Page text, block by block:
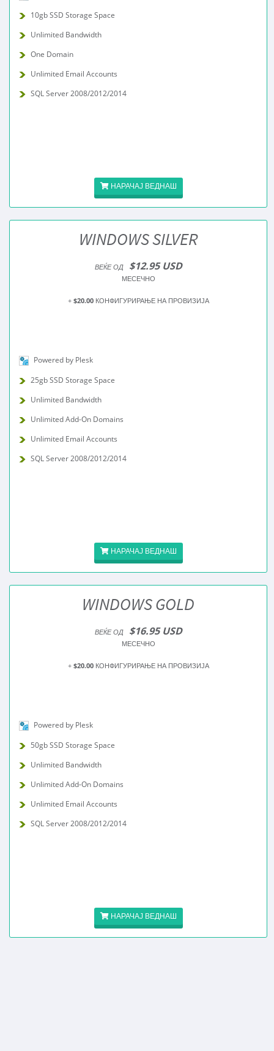
10gb SSD Storage Space
Unlimited Bandwidth
One Domain
Unlimited Email Accounts
SQL Server 2008/2012/2014
НАРАЧАЈ ВЕДНАШ
WINDOWS SILVER
ВЕЌЕ ОД $12.95 USD
МЕСЕЧНО
+ $20.00КОНФИГУРИРАЊЕ НА ПРОВИЗИЈА
Powered by Plesk
25gb SSD Storage Space
Unlimited Bandwidth
Unlimited Add-On Domains
Unlimited Email Accounts
SQL Server 2008/2012/2014
НАРАЧАЈ ВЕДНАШ
WINDOWS GOLD
ВЕЌЕ ОД $16.95 USD
МЕСЕЧНО
+ $20.00КОНФИГУРИРАЊЕ НА ПРОВИЗИЈА
Powered by Plesk
50gb SSD Storage Space
Unlimited Bandwidth
Unlimited Add-On Domains
Unlimited Email Accounts
SQL Server 2008/2012/2014
НАРАЧАЈ ВЕДНАШ